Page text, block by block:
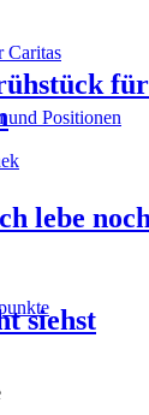
lebe
siehst
Caritas
und Positionen